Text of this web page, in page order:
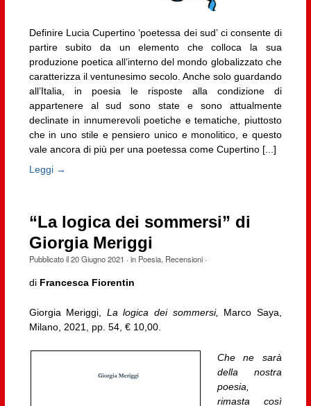
Definire Lucia Cupertino ‘poetessa dei sud’ ci consente di
partire subito da un elemento che colloca la sua
produzione poetica all’interno del mondo globalizzato che
caratterizza il ventunesimo secolo. Anche solo guardando
all’Italia, in poesia le risposte alla condizione di
appartenere al sud sono state e sono attualmente
declinate in innumerevoli poetiche e tematiche, piuttosto
che in uno stile e pensiero unico e monolitico, e questo
vale ancora di più per una poetessa come Cupertino [...]
Leggi →
“La logica dei sommersi” di
Giorgia Meriggi
Pubblicato il20 Giugno 2021 · in Poesia, Recensioni·
di Francesca Fiorentin
Giorgia Meriggi, La logica dei sommersi, Marco Saya,
Milano, 2021, pp. 54, € 10,00.
Che ne sarà
della nostra
poesia,
rimasta così